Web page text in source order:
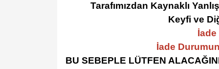
Tarafımızdan Kaynaklı
Keyfi ve
İade
İade
BU SEBEPLE LÜTFEN